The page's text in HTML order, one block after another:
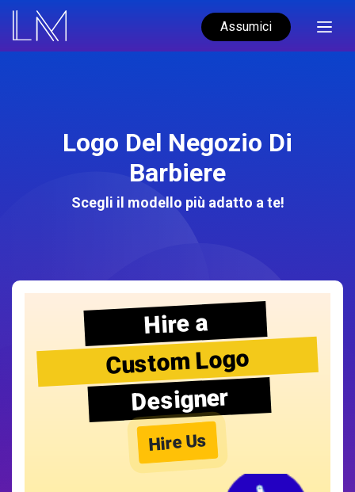
Assumici
Logo Del Negozio Di
Barbiere
Scegli il modello più adatto a te!
Hire a
Custom Logo
Designer
Hire Us